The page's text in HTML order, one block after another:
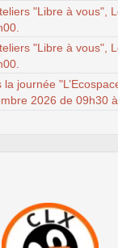
"Libre à vous",
"Libre à vous",
journée
2026 de 09h30